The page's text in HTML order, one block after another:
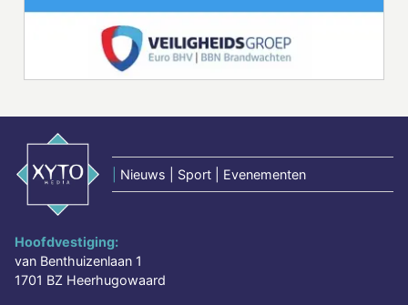
Nieuws | Sport | Evenementen
Hoofdvestiging:
van Benthuizenlaan 1
1701 BZ Heerhugowaard